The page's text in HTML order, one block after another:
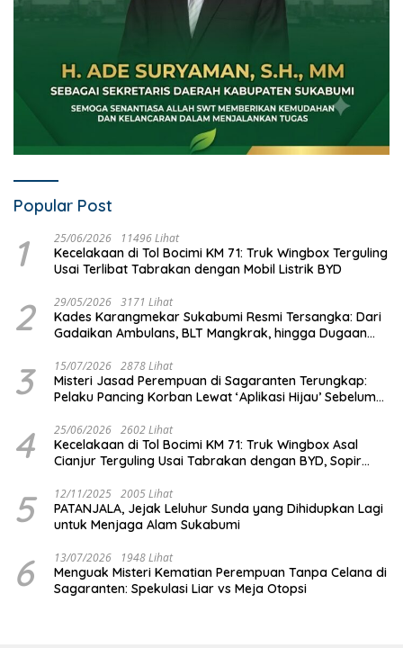
Popular Post
1 25/06/2026 11496 Lihat
Kecelakaan di Tol Bocimi KM 71: Truk Wingbox Terguling
Usai Terlibat Tabrakan dengan Mobil Listrik BYD
2 29/05/2026 3171 Lihat
Kades Karangmekar Sukabumi Resmi Tersangka: Dari
Gadaikan Ambulans, BLT Mangkrak, hingga Dugaan
3 15/07/2026 2878 Lihat
Misteri Jasad Perempuan di Sagaranten Terungkap:
Pelaku Pancing Korban Lewat ‘Aplikasi Hijau’ Sebelum
4 25/06/2026 2602 Lihat
Kecelakaan di Tol Bocimi KM 71: Truk Wingbox Asal
Cianjur Terguling Usai Tabrakan dengan BYD, Sopir
5 12/11/2025 2005 Lihat
PATANJALA, Jejak Leluhur Sunda yang Dihidupkan Lagi
untuk Menjaga Alam Sukabumi
6 13/07/2026 1948 Lihat
Menguak Misteri Kematian Perempuan Tanpa Celana di
Sagaranten: Spekulasi Liar vs Meja Otopsi